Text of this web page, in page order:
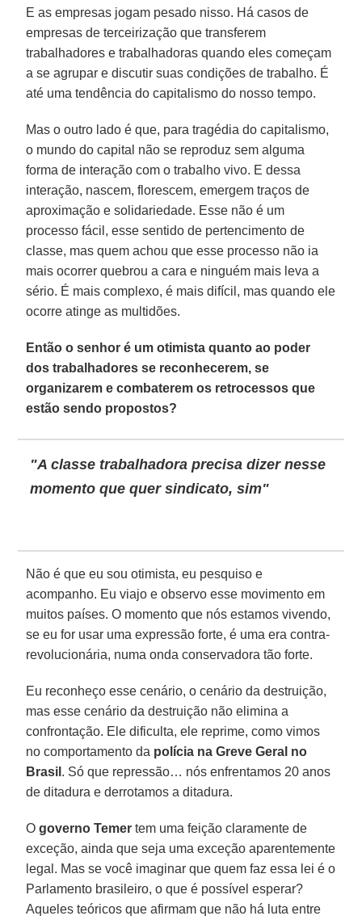
E as empresas jogam pesado nisso. Há casos de
empresas de terceirização que transferem
trabalhadores e trabalhadoras quando eles começam
a se agrupar e discutir suas condições de trabalho. É
até uma tendência do capitalismo do nosso tempo.
Mas o outro lado é que, para tragédia do capitalismo,
o mundo do capital não se reproduz sem alguma
forma de interação com o trabalho vivo. E dessa
interação, nascem, florescem, emergem traços de
aproximação e solidariedade. Esse não é um
processo fácil, esse sentido de pertencimento de
classe, mas quem achou que esse processo não ia
mais ocorrer quebrou a cara e ninguém mais leva a
sério. É mais complexo, é mais difícil, mas quando ele
ocorre atinge as multidões.
Então o senhor é um otimista quanto ao poder
dos trabalhadores se reconhecerem, se
organizarem e combaterem os retrocessos que
estão sendo propostos?
"A classe trabalhadora precisa dizer nesse
momento que quer sindicato, sim"
Não é que eu sou otimista, eu pesquiso e
acompanho. Eu viajo e observo esse movimento em
muitos países. O momento que nós estamos vivendo,
se eu for usar uma expressão forte, é uma era contra-
revolucionária, numa onda conservadora tão forte.
Eu reconheço esse cenário, o cenário da destruição,
mas esse cenário da destruição não elimina a
confrontação. Ele dificulta, ele reprime, como vimos
no comportamento da polícia na Greve Geral no
Brasil . Só que repressão… nós enfrentamos 20 anos
de ditadura e derrotamos a ditadura.
Ogoverno Temer tem uma feição claramente de
exceção, ainda que seja uma exceção aparentemente
legal. Mas se você imaginar que quem faz essa lei é o
Parlamento brasileiro, o que é possível esperar?
Aqueles teóricos que afirmam que não há luta entre